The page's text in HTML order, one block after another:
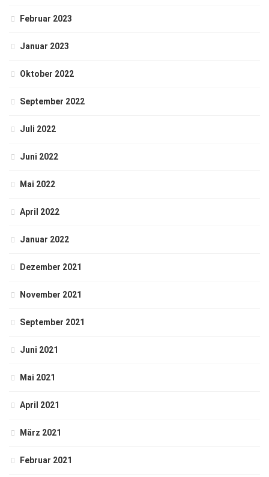
Februar 2023
Januar 2023
Oktober 2022
September 2022
Juli 2022
Juni 2022
Mai 2022
April 2022
Januar 2022
Dezember 2021
November 2021
September 2021
Juni 2021
Mai 2021
April 2021
März 2021
Februar 2021